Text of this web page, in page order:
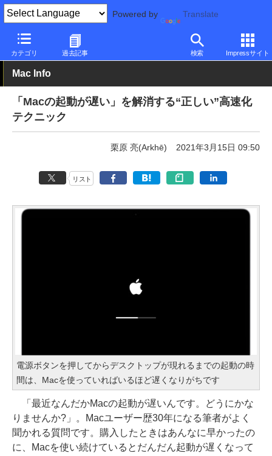
Powered by Translate
カテゴリ 過去記事 検索 Impressサイト
PC Watch パソコン/タブレット/スマートフォン モバイルノート
Mac Info
「Macの起動が遅い」を解消する“正しい”高速化
テクニック
栗原 亮(Arkhē) 2021年3月15日 09:50
リスト
電源ボタンを押してからデスクトップが現れるまでの起動の時
間は、Macを使っていればいるほど遅くなりがちです
「最近なんだかMacの起動が遅いんです。どうにかな
りませんか?」。Macユーザー歴30年になる筆者がよく
聞かれる質問です。購入したときはあんなに早かったの
に、Macを使い続けているとだんだん起動が遅くなって